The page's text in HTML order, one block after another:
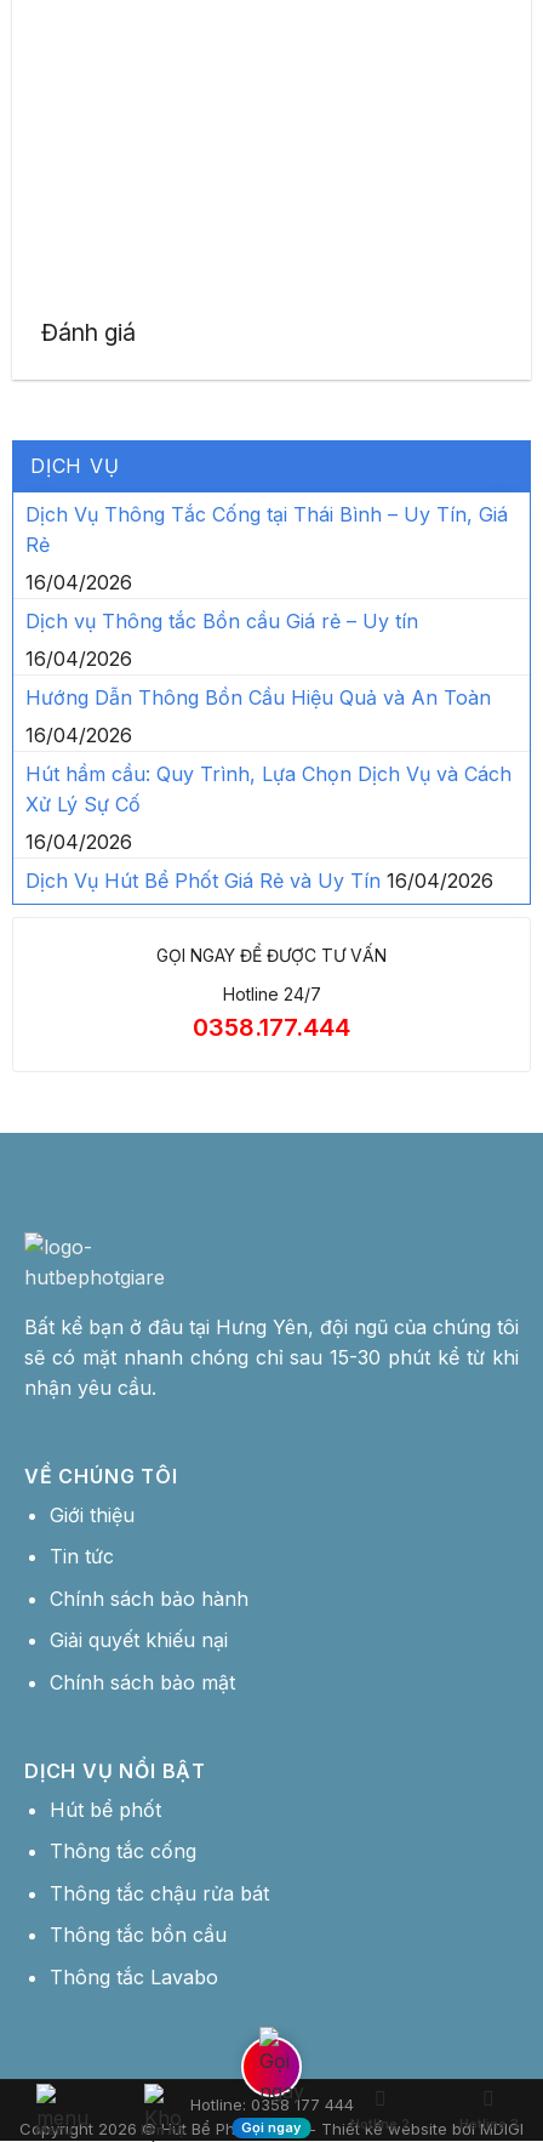
Đánh giá
DỊCH VỤ
Dịch Vụ Thông Tắc Cống tại Thái Bình – Uy Tín, Giá
Rẻ
16/04/2026
Dịch vụ Thông tắc Bồn cầu Giá rẻ – Uy tín
16/04/2026
Hướng Dẫn Thông Bồn Cầu Hiệu Quả và An Toàn
16/04/2026
Hút hầm cầu: Quy Trình, Lựa Chọn Dịch Vụ và Cách
Xử Lý Sự Cố
16/04/2026
Dịch Vụ Hút Bể Phốt Giá Rẻ và Uy Tín 16/04/2026
GỌI NGAY ĐỂ ĐƯỢC TƯ VẤN
Hotline 24/7
0358.177.444
Bất kể bạn ở đâu tại Hưng Yên, đội ngũ của chúng tôi
sẽ có mặt nhanh chóng chỉ sau 15-30 phút kể từ khi
nhận yêu cầu.
VỀ CHÚNG TÔI
Giới thiệu
Tin tức
Chính sách bảo hành
Giải quyết khiếu nại
Chính sách bảo mật
DỊCH VỤ NỔI BẬT
Hút bể phốt
Thông tắc cống
Thông tắc chậu rửa bát
Thông tắc bồn cầu
Thông tắc Lavabo
Hotline: 0358 177 444
Copyright 2026 © Hút Bể Phốt Giá Rẻ - Thiết kế website bởi MDIGI
Menu liên hệ Gọi ngay Hotline 2 Hotline 3